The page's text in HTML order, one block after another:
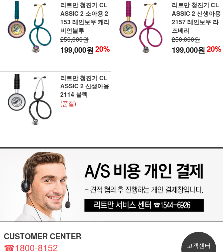
리트만 청진기 CL
ASSIC 2 소아용 2
153 레인보우 캐리
비언블루
250,000원
199,000원20%
리트만 청진기 CL
ASSIC 2 신생아용
2157 레인보우 라
즈베리
250,000원
199,000원20%
리트만 청진기 CL
ASSIC 2 신생아용
2114 블랙
(품절)
CUSTOMER CENTER
☎1800-8152
고객센터